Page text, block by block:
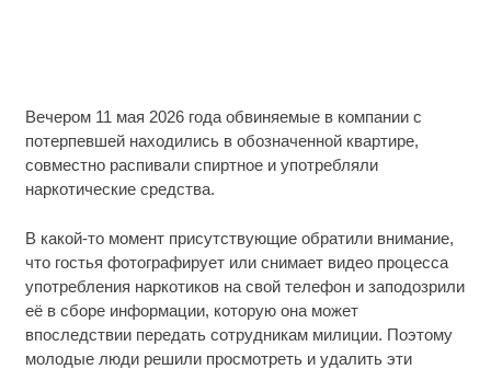
Вечером 11 мая 2026 года обвиняемые в компании с
потерпевшей находились в обозначенной квартире,
совместно распивали спиртное и употребляли
наркотические средства.
В какой-то момент присутствующие обратили внимание,
что гостья фотографирует или снимает видео процесса
употребления наркотиков на свой телефон и заподозрили
её в сборе информации, которую она может
впоследствии передать сотрудникам милиции. Поэтому
молодые люди решили просмотреть и удалить эти